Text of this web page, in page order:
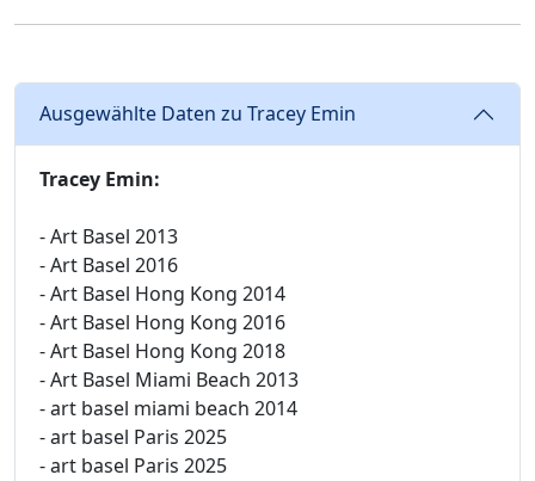
Ausgewählte Daten zu Tracey Emin
Tracey Emin:
- Art Basel 2013
- Art Basel 2016
- Art Basel Hong Kong 2014
- Art Basel Hong Kong 2016
- Art Basel Hong Kong 2018
- Art Basel Miami Beach 2013
- art basel miami beach 2014
- art basel Paris 2025
- art basel Paris 2025